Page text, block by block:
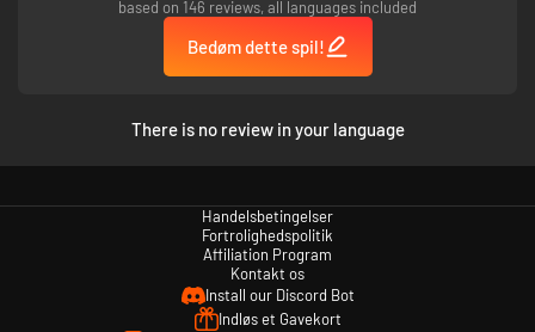
based on 146 reviews, all languages included
Bedøm dette spil!
There is no review in your language
Handelsbetingelser
Fortrolighedspolitik
Affiliation Program
Kontakt os
Install our Discord Bot
Indløs et Gavekort